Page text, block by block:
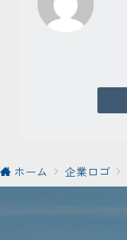
ホーム 企業ロゴ